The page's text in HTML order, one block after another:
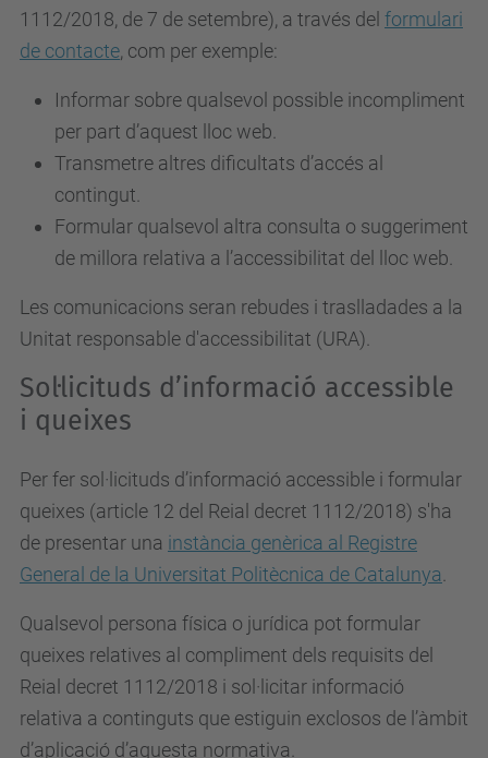
1112/2018, de 7 de setembre), a través del formulari
de contacte, com per exemple:
Informar sobre qualsevol possible incompliment
per part d’aquest lloc web.
Transmetre altres dificultats d’accés al
contingut.
Formular qualsevol altra consulta o suggeriment
de millora relativa a l’accessibilitat del lloc web.
Les comunicacions seran rebudes i traslladades a la
Unitat responsable d'accessibilitat (URA).
Sol·licituds d’informació accessible
i queixes
Per fer sol·licituds d’informació accessible i formular
queixes (article 12 del Reial decret 1112/2018) s'ha
de presentar una instància genèrica al Registre
General de la Universitat Politècnica de Catalunya
Qualsevol persona física o jurídica pot formular
queixes relatives al compliment dels requisits del
Reial decret 1112/2018 i sol·licitar informació
relativa a continguts que estiguin exclosos de l’àmbit
d’aplicació d’aquesta normativa.